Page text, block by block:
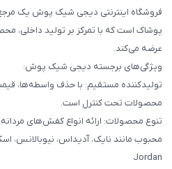
فروشگاه اینترنتی دیجی شیک پوش یک
پوشاک است که با تمرکز بر تولید داخلی،
عرضه می‌کند.
ویژگی‌های برجسته دیجی شیک پوش:
تولیدکننده مستقیم: با حذف واسطه‌ها،
محصولات تحت کنترل است.
تنوع محصولات: ارائه انواع کفش‌های
محبوب مانند نایک، آدیداس، نیوبالانس،
Jordan